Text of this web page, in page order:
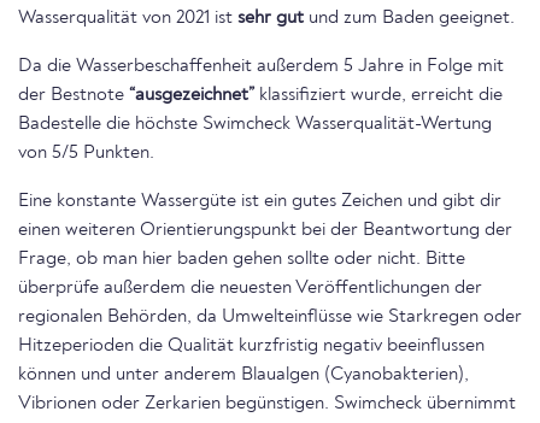
Wasserqualität von 2021 ist sehr gut und zum Baden geeignet.
Da die Wasserbeschaffenheit außerdem 5 Jahre in Folge mit
der Bestnote “ausgezeichnet” klassifiziert wurde, erreicht die
Badestelle die höchste Swimcheck Wasserqualität-Wertung
von 5/5 Punkten.
Eine konstante Wassergüte ist ein gutes Zeichen und gibt dir
einen weiteren Orientierungspunkt bei der Beantwortung der
Frage, ob man hier baden gehen sollte oder nicht. Bitte
überprüfe außerdem die neuesten Veröffentlichungen der
regionalen Behörden, da Umwelteinflüsse wie Starkregen oder
Hitzeperioden die Qualität kurzfristig negativ beeinflussen
können und unter anderem Blaualgen (Cyanobakterien),
Vibrionen oder Zerkarien begünstigen. Swimcheck übernimmt